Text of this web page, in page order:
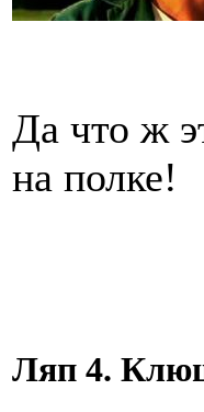
Да что ж
на полке!
Ляп 4.